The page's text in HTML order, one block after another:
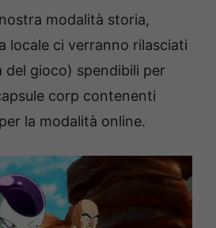
modalità storia,
locale ci verranno rilasciati
del gioco) spendibili per
corp contenenti
la modalità online.